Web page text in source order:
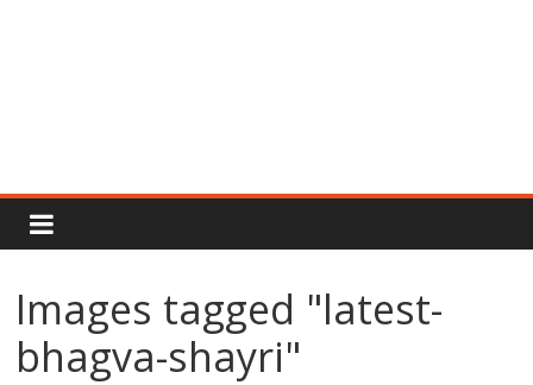
Rajput
Proud
Rajputana
Attitude
Images tagged "latest-
bhagva-shayri"